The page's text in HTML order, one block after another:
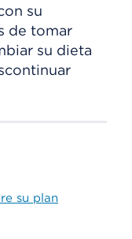
su
de tomar
su dieta
su plan